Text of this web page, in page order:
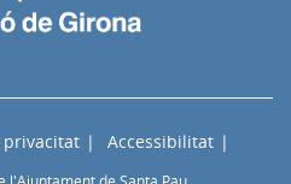
privacitat
Accessibilitat